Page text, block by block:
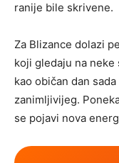
ranije bile skrivene.
Za Blizance dolazi
koji gledaju na
kao običan dan
zanimljivijeg.
se pojavi nova